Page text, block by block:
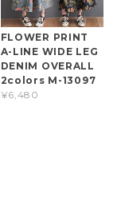
FLOWER PRINT
A-LINE WIDE LEG
DENIM OVERALL
2colors M-13097
¥6,480